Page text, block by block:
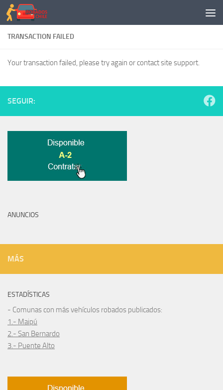
Saltar al contenido
TRANSACTION FAILED
Your transaction failed, please try again or contact site support.
SEGUIR:
ANUNCIOS
MÁS
ESTADÍSTICAS
- Comunas con más vehículos robados publicados:
1.- Maipú
2.- San Bernardo
3.- Puente Alto